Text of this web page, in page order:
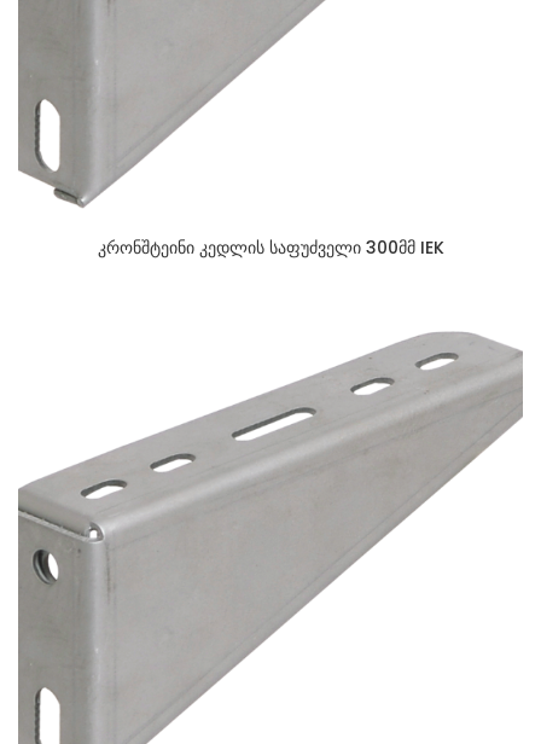
კრონშტეინი კედლის საფუძველი 300მმ IEK